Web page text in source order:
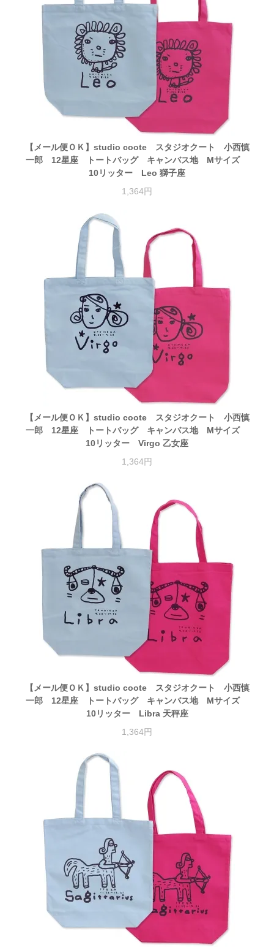
【メール便ＯＫ】studio coote スタジオクート 小西慎
一郎 12星座 トートバッグ キャンバス地 Mサイズ
10リッター Leo 獅子座
1,364円
【メール便ＯＫ】studio coote スタジオクート 小西慎
一郎 12星座 トートバッグ キャンバス地 Mサイズ
10リッター Virgo 乙女座
1,364円
【メール便ＯＫ】studio coote スタジオクート 小西慎
一郎 12星座 トートバッグ キャンバス地 Mサイズ
10リッター Libra 天秤座
1,364円